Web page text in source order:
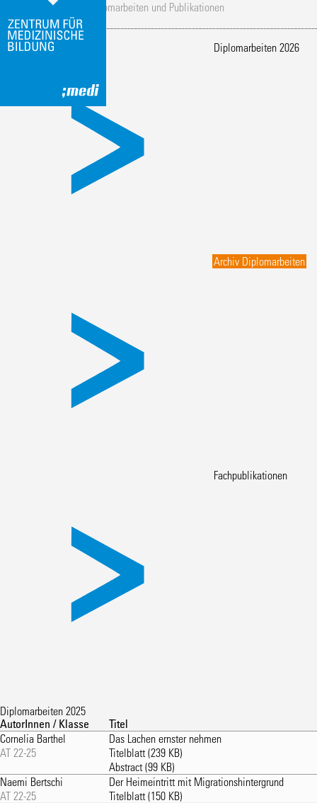
Aktivierung
Diplomarbeiten und Publikationen
Archiv Diplomarbeiten
Archiv Diplomarbeiten
Diplomarbeiten 2026
Archiv Diplomarbeiten
Fachpublikationen
Diplomarbeiten 2025
AutorInnen / Klasse Titel
Cornelia Barthel
AT 22-25
Das Lachen ernster nehmen
Titelblatt(239 KB)
Abstract(99 KB)
Naemi Bertschi
AT 22-25
Der Heimeintritt mit Migrationshintergrund
Titelblatt(150 KB)